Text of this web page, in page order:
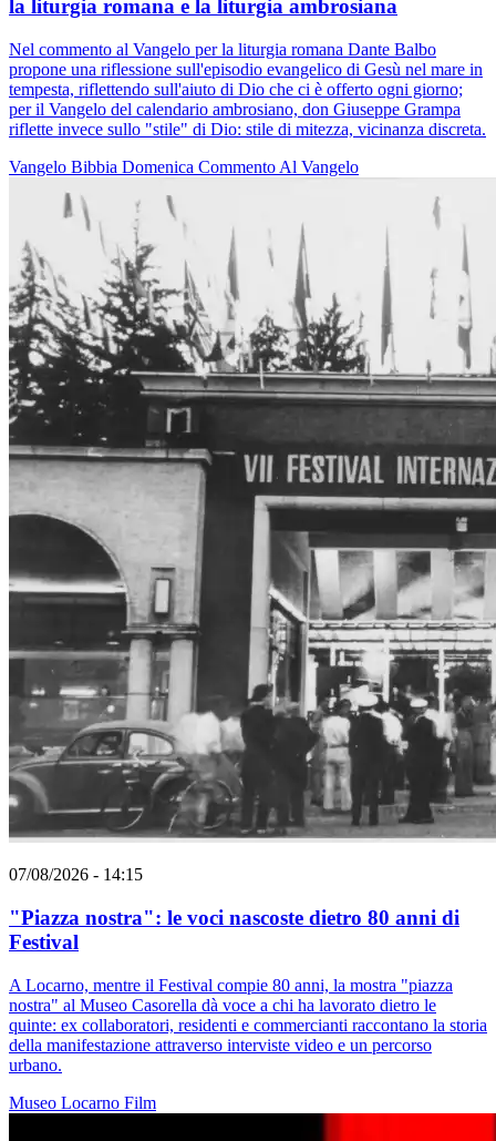
la liturgia romana e la liturgia ambrosiana
Nel commento al Vangelo per la liturgia romana Dante Balbo
propone una riflessione sull'episodio evangelico di Gesù nel mare in
tempesta, riflettendo sull'aiuto di Dio che ci è offerto ogni giorno;
per il Vangelo del calendario ambrosiano, don Giuseppe Grampa
riflette invece sullo "stile" di Dio: stile di mitezza, vicinanza discreta.
Vangelo Bibbia Domenica Commento Al Vangelo
07/08/2026 - 14:15
"Piazza nostra": le voci nascoste dietro 80 anni di
Festival
A Locarno, mentre il Festival compie 80 anni, la mostra "piazza
nostra" al Museo Casorella dà voce a chi ha lavorato dietro le
quinte: ex collaboratori, residenti e commercianti raccontano la storia
della manifestazione attraverso interviste video e un percorso
urbano.
Museo Locarno Film